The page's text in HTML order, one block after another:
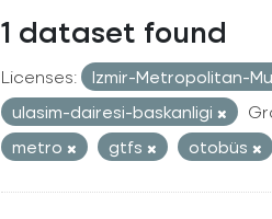
1 dataset found
Licenses: Izmir-Metropolitan-
ulasim-dairesi-baskanligi
metro
gtfs otobüs